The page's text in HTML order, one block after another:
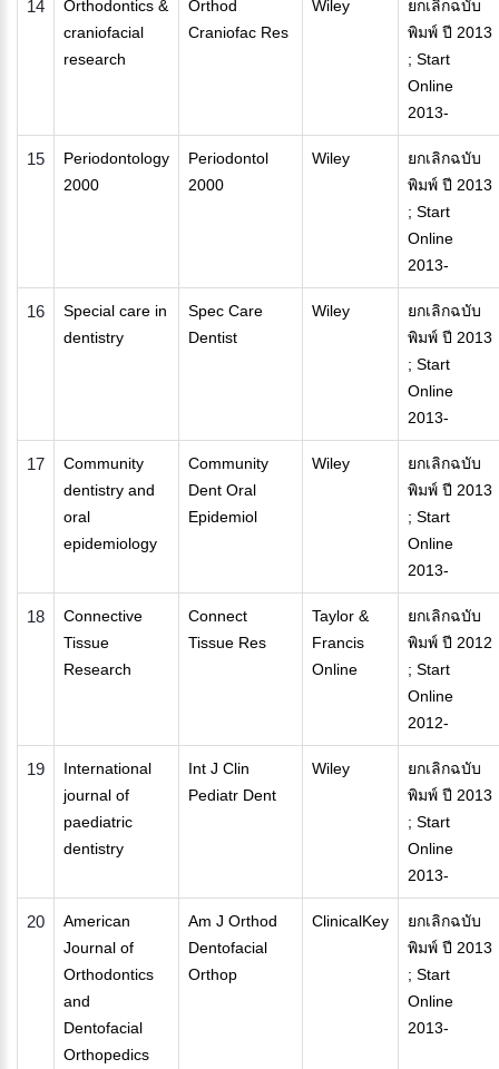
14
Orthodontics &
craniofacial
research
Orthod
Craniofac Res
Wiley
ยกเลิกฉบับ
พิมพ์ ปี 2013
; Start
Online
2013-
15
Periodontology
2000
Periodontol
2000
Wiley
ยกเลิกฉบับ
พิมพ์ ปี 2013
; Start
Online
2013-
16
Special care in
dentistry
Spec Care
Dentist
Wiley
ยกเลิกฉบับ
พิมพ์ ปี 2013
; Start
Online
2013-
17
Community
dentistry and
oral
epidemiology
Community
Dent Oral
Epidemiol
Wiley
ยกเลิกฉบับ
พิมพ์ ปี 2013
; Start
Online
2013-
18
Connective
Tissue
Research
Connect
Tissue Res
Taylor &
Francis
Online
ยกเลิกฉบับ
พิมพ์ ปี 2012
; Start
Online
2012-
19
International
journal of
paediatric
dentistry
Int J Clin
Pediatr Dent
Wiley
ยกเลิกฉบับ
พิมพ์ ปี 2013
; Start
Online
2013-
20
American
Journal of
Orthodontics
and
Dentofacial
Orthopedics
Am J Orthod
Dentofacial
Orthop
ClinicalKey
ยกเลิกฉบับ
พิมพ์ ปี 2013
; Start
Online
2013-